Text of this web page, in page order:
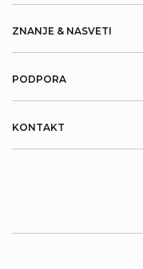
ZNANJE & NASVETI
PODPORA
KONTAKT